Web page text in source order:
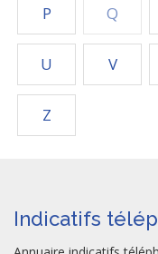
P Q
U V
Z
Indicatifs